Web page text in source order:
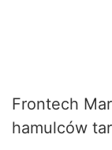
Frontech
hamulców